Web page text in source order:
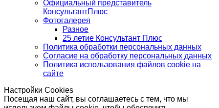
Официальный представитель
КонсультантПлюс
Фотогалерея
Разное
25 летие Консультант Плюс
Политика обработки персональных данных
Согласие на обработку персональных данных
Политика использования файлов cookie на
сайте
Настройки Cookies
Посещая наш сайт, вы соглашаетесь с тем, что мы